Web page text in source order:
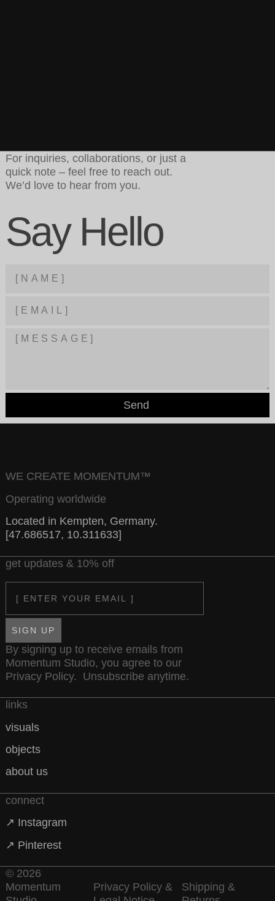
Say Hello
For inquiries, collaborations, or just a
quick note – feel free to reach out.
We’d love to hear from you.
Send
WE CREATE MOMENTUM™
Operating worldwide
Located in Kempten, Germany.
[47.686517, 10.311633]
get updates & 10% off
SIGN UP
By signing up to receive emails from
Momentum Studio, you agree to our
Privacy Policy. Unsubscribe anytime.
links
visuals
objects
about us
connect
↗ Instagram
↗ Pinterest
© 2026
Momentum
Privacy Policy &
Shipping &